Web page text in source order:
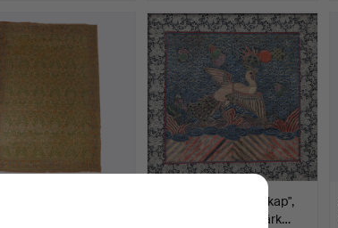
"Påfågel i landskap",
kinesiskt ämbetsmärk…